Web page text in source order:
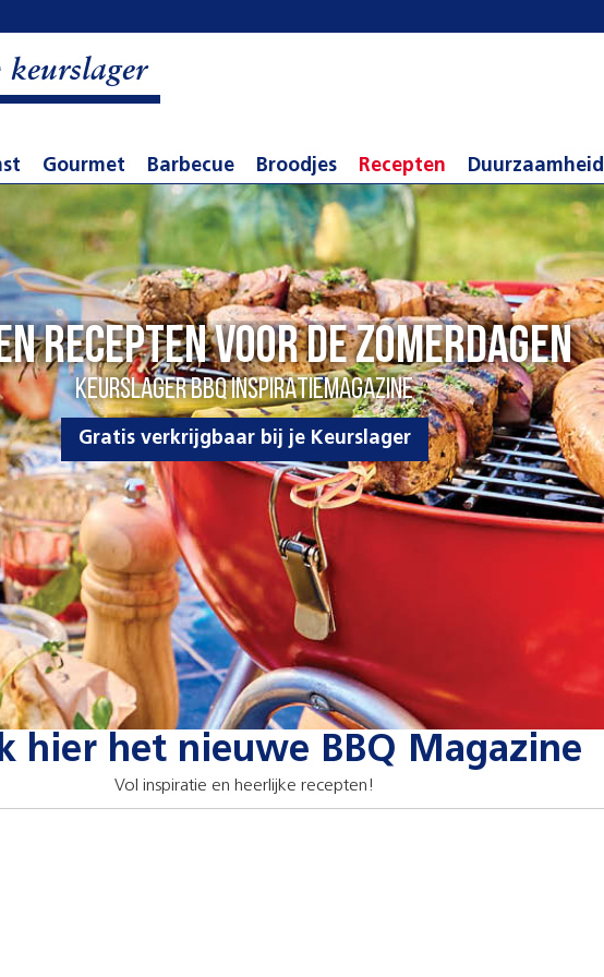
keurslager
Gourmet Barbecue Broodjes Recepten Duurzaamheid
recepten voor de zomerdagen
KEURSLAGER BBQ INSPIRATIEMAGAZINE
Gratis verkrijgbaar bij je Keurslager
hier het nieuwe BBQ Magazine
Vol inspiratie en heerlijke recepten!